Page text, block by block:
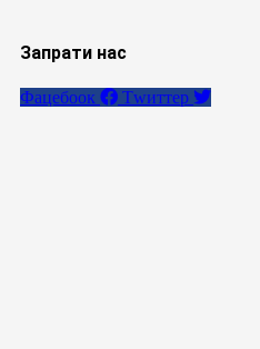
Запрати нас
Фацебоок Тwиттер